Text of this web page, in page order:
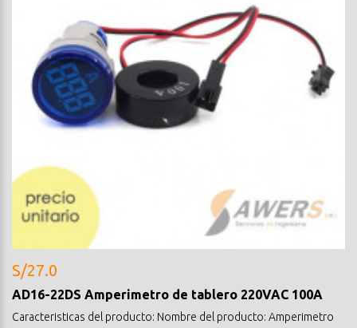
S/27.0
AD16-22DS Amperimetro de tablero 220VAC 100A
Caracteristicas del producto: Nombre del producto: Amperimetro